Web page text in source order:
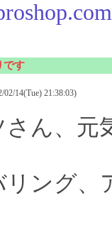
です
14(Tue) 21:38:03)
ん、元
リング、